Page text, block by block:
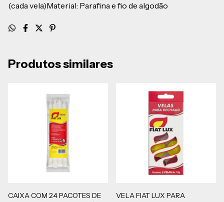
(cada vela)Material: Parafina e fio de algodão
Produtos similares
CAIXA COM 24 PACOTES DE
VELA FIAT LUX PARA